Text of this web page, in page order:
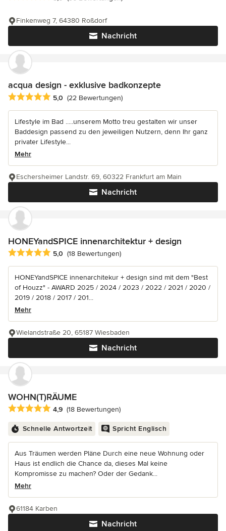
Nachricht
Finkenweg 7, 64380 Roßdorf
acqua design - exklusive badkonzepte
Durchschnittliche Bewertung: 5 von 5 Sternen
5,0 (22 Bewertungen)
Lifestyle im Bad .....unserem Motto treu gestalten wir unser
Baddesign passend zu den jeweiligen Nutzern, denn Ihr ganz
privater Lifestyle...
Mehr
Nachricht
Eschersheimer Landstr. 69, 60322 Frankfurt am Main
HONEYandSPICE innenarchitektur + design
Durchschnittliche Bewertung: 5 von 5 Sternen
5,0 (18 Bewertungen)
HONEYandSPICE innenarchitekur + design sind mit dem "Best
of Houzz" - AWARD 2025 / 2024 / 2023 / 2022 / 2021 / 2020 /
2019 / 2018 / 2017 / 201...
Mehr
Nachricht
Wielandstraße 20, 65187 Wiesbaden
WOHN(T)RÄUME
Durchschnittliche Bewertung: 4.9 von 5 Sternen
4,9 (18 Bewertungen)
Schnelle Antwortzeit Spricht Englisch
Aus Träumen werden Pläne Durch eine neue Wohnung oder
Haus ist endlich die Chance da, dieses Mal keine
Kompromisse zu machen? Oder der Gedank...
Mehr
Nachricht
61184 Karben